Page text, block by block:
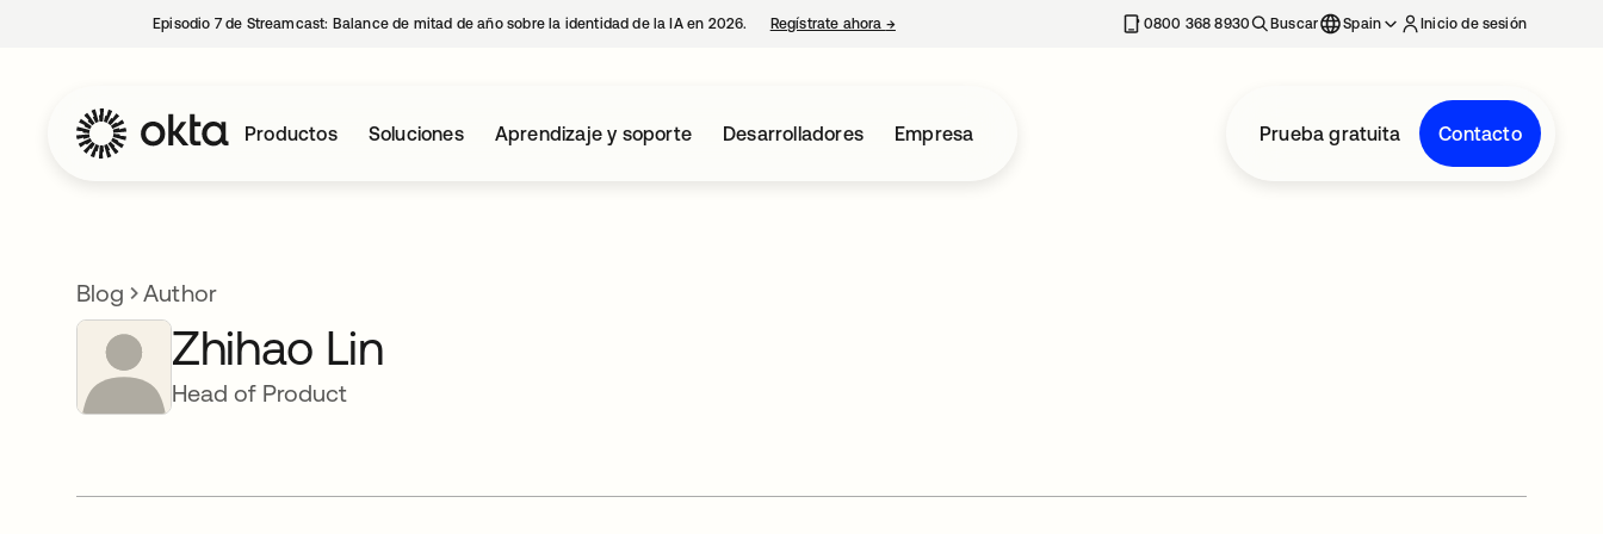
Episodio 7 de Streamcast: Balance de mitad de año sobre la identidad de la IA en 2026. Regístrate ahora →se abre en una pestaña nueva 0800 368 8930 Buscar Spain Inicio de sesión
Productos Soluciones Aprendizaje y soporte Desarrolladores Empresa Prueba gratuita Contacto
Blog Author
Zhihao Lin
Head of Product